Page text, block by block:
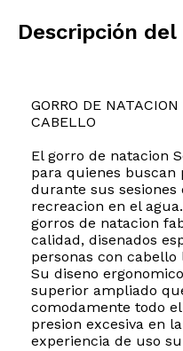
Descripción
GORRO DE
CABELLO
El gorro de natacion
para quienes buscan
durante sus
recreacion en el
gorros de natacion
calidad, disenados
personas con
Su diseno
superior ampliado
comodamente todo
presion excesiva en
experiencia de uso